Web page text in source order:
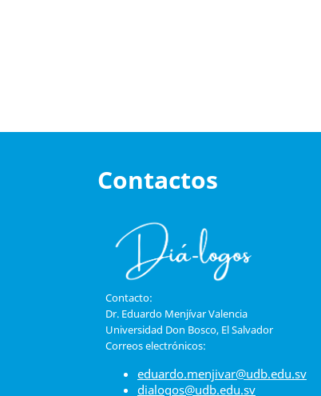
Contactos
Contacto:
Dr. Eduardo Menjívar Valencia
Universidad Don Bosco, El Salvador
Correos electrónicos:
eduardo.menjivar@udb.edu.sv
dialogos@udb.edu.sv